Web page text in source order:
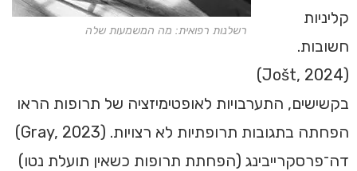
רשלנות רפואית: מה המשמעות שלה
קליניות
חשובות.
(Jošt, 2024)
בקשישים, התערבויות לאופטימיזציה של תרופות הראו
הפחתה בתגובות תרופתיות לא רצויות. (Gray, 2023)
דה־פרסקרייבינג (הפחתת תרופות כשאין תועלת נטו)